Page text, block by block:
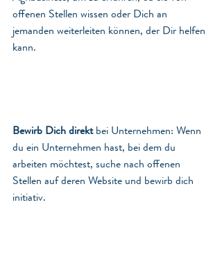
offenen Stellen wissen oder Dich an
jemanden weiterleiten können, der Dir helfen
kann.
Bewirb Dich direkt bei Unternehmen: Wenn
du ein Unternehmen hast, bei dem du
arbeiten möchtest, suche nach offenen
Stellen auf deren Website und bewirb dich
initiativ.